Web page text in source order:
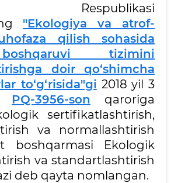
Respublikasi
"Ekologiya va atrof-
qilish sohasida
tizimini
doir qo‘shimcha
to‘g‘risida"gi 2018 yil 3
PQ-3956-son qaroriga
sertifikatlashtirish,
va normallashtirish
boshqarmasi Ekologik
va standartlashtirish
deb qayta nomlangan.